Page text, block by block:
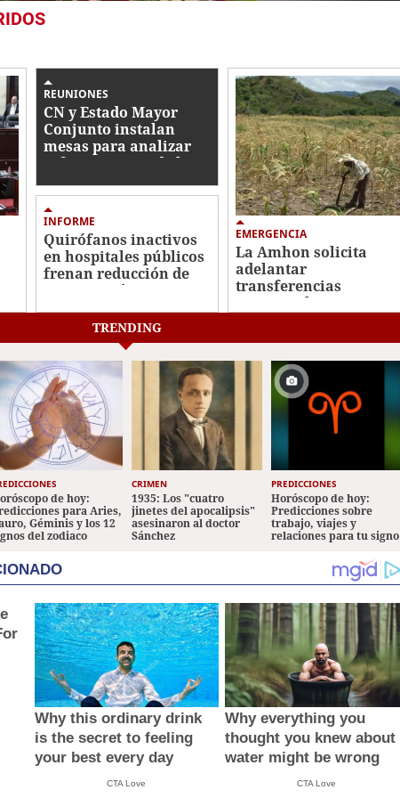
REUNIONES
CN y Estado Mayor
Conjunto instalan
mesas para analizar
reformas a Ley de las
INFORME
Quirófanos inactivos
en hospitales públicos
frenan reducción de
mora quirúrgica
EMERGENCIA
La Amhon solicita
adelantar
transferencias
municipales para
TRENDING
de hoy:
para Aries,
Géminis y los 12
del zodiaco
CRIMEN
1935: Los "cuatro
jinetes del apocalipsis"
asesinaron al doctor
Sánchez
PREDICCIONES
Horóscopo de hoy:
Predicciones sobre
trabajo, viajes y
relaciones para tu signo
Why this ordinary drink
is the secret to feeling
your best every day
CTA Love
Why everything you
thought you knew about
water might be wrong
CTA Love